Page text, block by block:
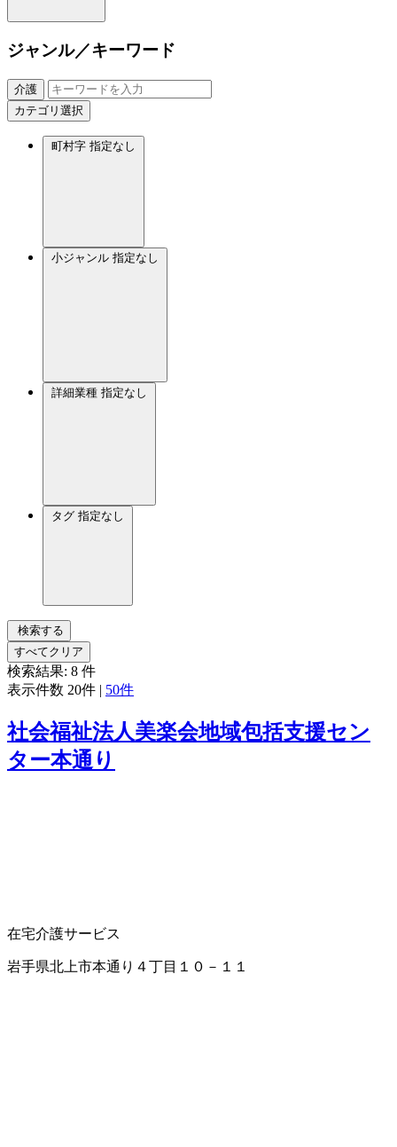
ジャンル／キーワード
介護
カテゴリ選択
町村字 指定なし
小ジャンル 指定なし
詳細業種 指定なし
タグ 指定なし
検索する
すべてクリア
検索結果: 8 件
表示件数 20件 | 50件
社会福祉法人美楽会地域包括支援セン
ター本通り
在宅介護サービス
岩手県北上市本通り４丁目１０－１１